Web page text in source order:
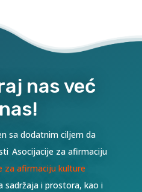
nas već
sa dodatnim ciljem da
Asocijacije za afirmaciju
za afirmaciju kulture
sadržaja i prostora, kao i